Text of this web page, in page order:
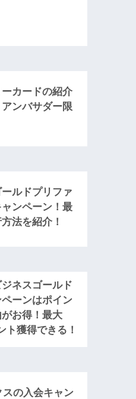
カードの紹介
ンバサダー限
ルドプリファ
ンペーン！最
法を紹介！
ネスゴールド
ーンはポイン
がお得！最大
ト獲得できる！
の入会キャン